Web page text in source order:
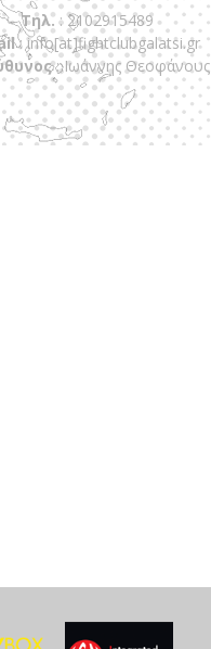
Τηλ.: 2102915489
:info[at]fightclubgalatsi.gr
: Ιωάννης Θεοφάνους